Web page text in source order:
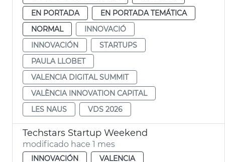
EN PORTADA
EN PORTADA TEMÁTICA
NORMAL
INNOVACIÓ
INNOVACIÓN
STARTUPS
PAULA LLOBET
VALENCIA DIGITAL SUMMIT
VALÈNCIA INNOVATION CAPITAL
LES NAUS
VDS 2026
Techstars Startup Weekend
modificado hace 1 mes
INNOVACIÓN
VALENCIA